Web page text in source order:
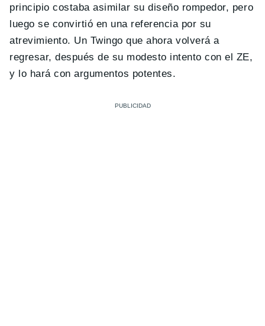
principio costaba asimilar su diseño rompedor, pero
luego se convirtió en una referencia por su
atrevimiento. Un Twingo que ahora volverá a
regresar, después de su modesto intento con el ZE,
y lo hará con argumentos potentes.